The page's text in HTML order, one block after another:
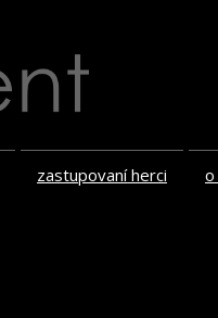
zastupovaní herci